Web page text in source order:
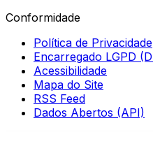
Conformidade
Política de Privacidade
Encarregado LGPD
Acessibilidade
Mapa do Site
RSS Feed
Dados Abertos (API)